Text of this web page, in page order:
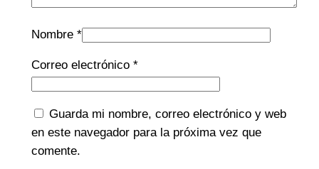
Nombre *
Correo electrónico *
Guarda mi nombre, correo electrónico y web
en este navegador para la próxima vez que
comente.